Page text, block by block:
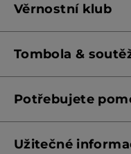
Franšízing
Věrnostní klub
Pravidla věrnostního
Tombola &
Podmínky aktuálních
Potřebujete
Užitečné